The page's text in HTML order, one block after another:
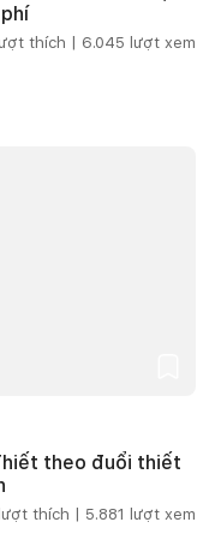
thích | 6.045 lượt xem
theo đuổi thiết
lượt thích | 5.881 lượt xem